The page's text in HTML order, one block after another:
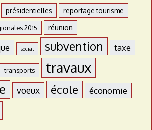
présidentielles reportage tourisme
2015 réunion
social subvention taxe
transports travaux
voeux école économie